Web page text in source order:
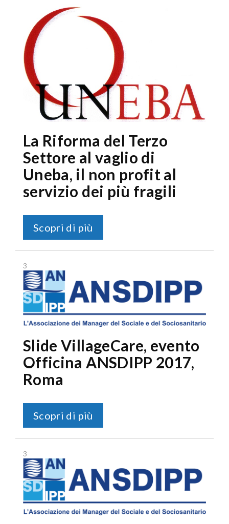
La Riforma del Terzo
Settore al vaglio di
Uneba, il non profit al
servizio dei più fragili
Scopri di più
3
Slide VillageCare, evento
Officina ANSDIPP 2017,
Roma
Scopri di più
3